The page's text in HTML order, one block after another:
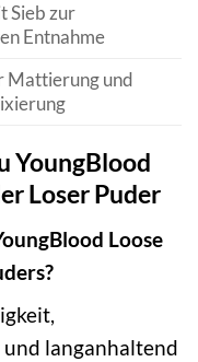
Sieb zur
Entnahme
Mattierung und
YoungBlood
Loser Puder
Loose
langanhaltend